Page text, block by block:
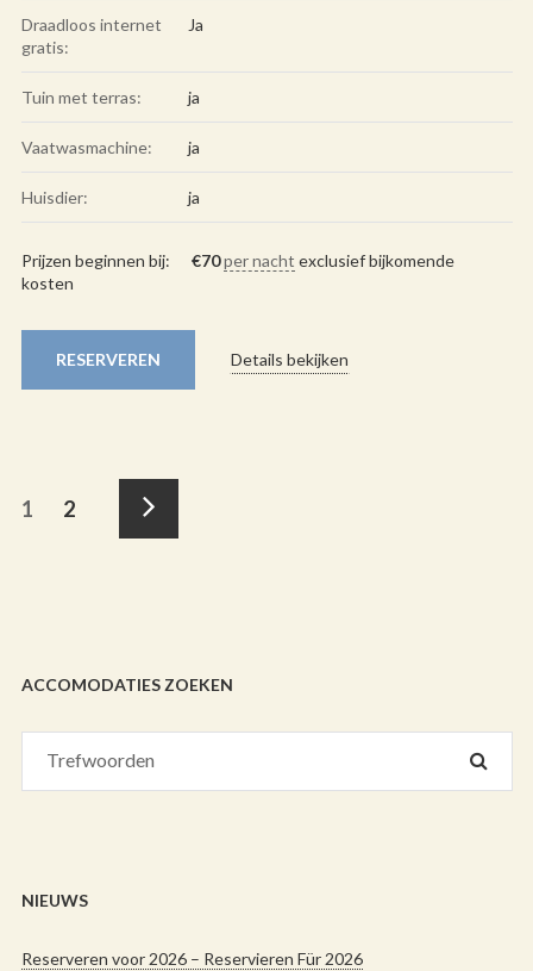
Draadloos internet
gratis:
Ja
Tuin met terras: ja
Vaatwasmachine: ja
Huisdier: ja
Prijzen beginnen bij: €70 per nacht exclusief bijkomende
kosten
Details bekijken
RESERVEREN
Berichten
paginering
Page
1 Page
2
ACCOMODATIES ZOEKEN
NIEUWS
Reserveren voor 2026 – Reservieren Für 2026